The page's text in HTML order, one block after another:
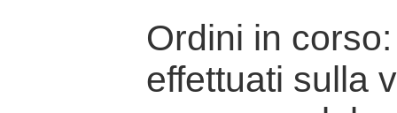
Ordini in
effettuati sulla